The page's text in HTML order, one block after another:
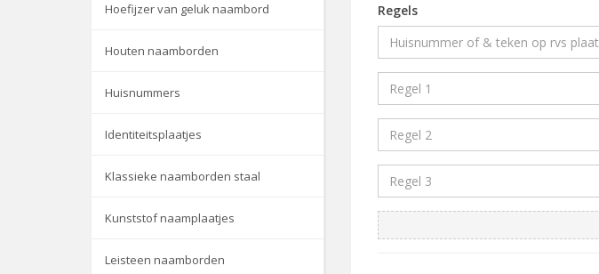
Hoefijzer van geluk naambord
Houten naamborden
Huisnummers
Identiteitsplaatjes
Klassieke naamborden staal
Kunststof naamplaatjes
Leisteen naamborden
Regels